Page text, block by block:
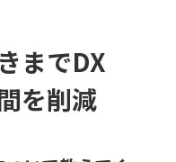
までDX
を削減